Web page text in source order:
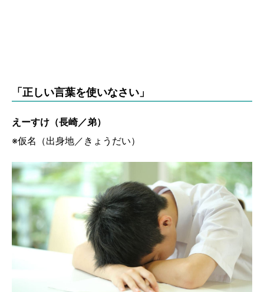
「正しい言葉を使いなさい」
えーすけ（長崎／弟）
※仮名（出身地／きょうだい）